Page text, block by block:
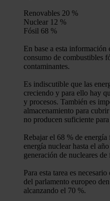
Renovables 20 %
Nuclear 12 %
Fósil 68 %
En base a esta
consumo de combustibles
contaminantes.
Es indiscutible que las
creciendo y para ello hay
y procesos. También es
almacenamiento para
no producen suficiente
Rebajar el 68 % de
energía nuclear hasta el
generación de nucleares
Para esta tarea es
del parlamento europeo
alcanzando el 70 %.